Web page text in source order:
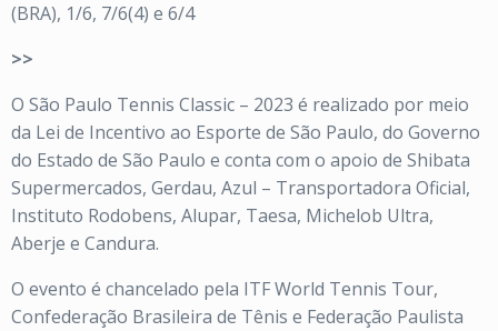
(BRA), 1/6, 7/6(4) e 6/4
>>
O São Paulo Tennis Classic – 2023 é realizado por meio
da Lei de Incentivo ao Esporte de São Paulo, do Governo
do Estado de São Paulo e conta com o apoio de Shibata
Supermercados, Gerdau, Azul – Transportadora Oficial,
Instituto Rodobens, Alupar, Taesa, Michelob Ultra,
Aberje e Candura.
O evento é chancelado pela ITF World Tennis Tour,
Confederação Brasileira de Tênis e Federação Paulista